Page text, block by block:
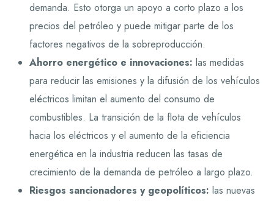
demanda. Esto otorga un apoyo a corto plazo a los
precios del petróleo y puede mitigar parte de los
factores negativos de la sobreproducción.
Ahorro energético e innovaciones: las medidas
para reducir las emisiones y la difusión de los vehículos
eléctricos limitan el aumento del consumo de
combustibles. La transición de la flota de vehículos
hacia los eléctricos y el aumento de la eficiencia
energética en la industria reducen las tasas de
crecimiento de la demanda de petróleo a largo plazo.
Riesgos sancionadores y geopolíticos: las nuevas